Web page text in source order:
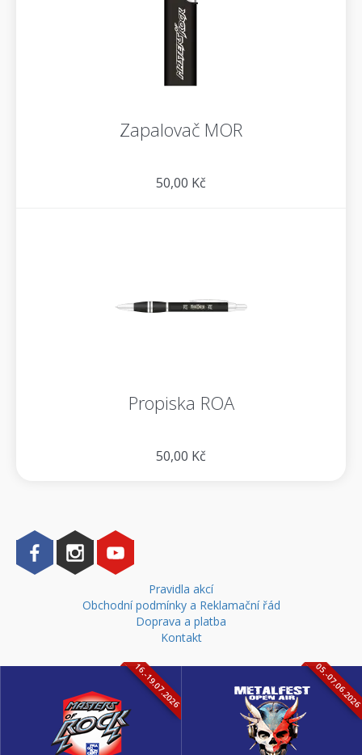
Zapalovač MOR
50,00 Kč
Propiska ROA
50,00 Kč
Pravidla akcí
Obchodní podmínky a Reklamační řád
Doprava a platba
Kontakt
16.-19.07.2026 05.-